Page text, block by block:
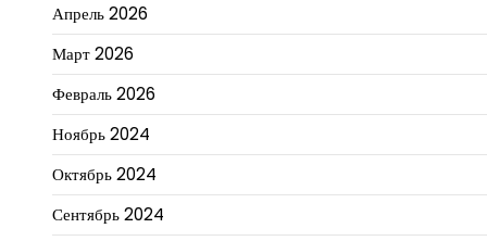
Апрель 2026
Март 2026
Февраль 2026
Ноябрь 2024
Октябрь 2024
Сентябрь 2024